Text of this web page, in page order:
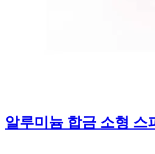
알루미늄 합금 소형 스